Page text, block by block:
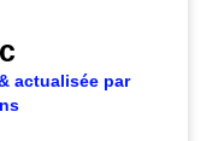
actualisée par